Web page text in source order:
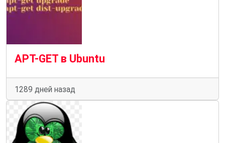
APT-GET в Ubuntu
1289 дней назад